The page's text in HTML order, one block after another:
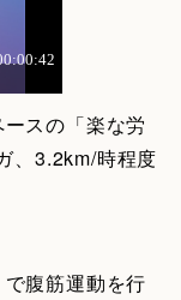
スの「楽な労
、3.2km/時程度
腹筋運動を行